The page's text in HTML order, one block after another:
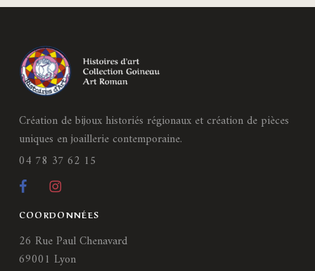
Création de bijoux historiés régionaux et création de pièces
uniques en joaillerie contemporaine.
04 78 37 62 15
COORDONNÉES
26 Rue Paul Chenavard
69001 Lyon